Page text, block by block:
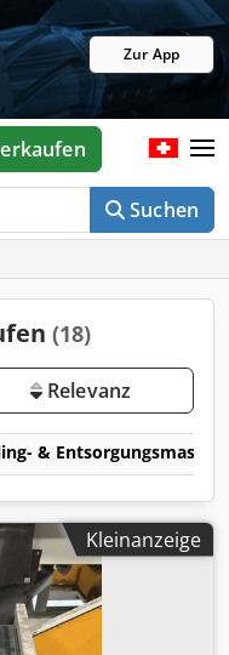
Zur App
Suchen
(18)
Relevanz
&
Kleinanzeige